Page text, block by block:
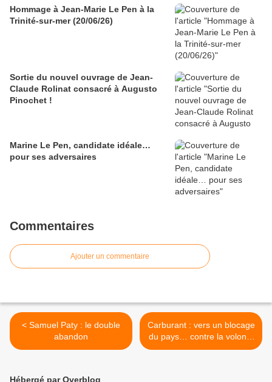
Hommage à Jean-Marie Le Pen à la
Trinité-sur-mer (20/06/26)
Sortie du nouvel ouvrage de Jean-
Claude Rolinat consacré à Augusto
Pinochet !
Marine Le Pen, candidate idéale…
pour ses adversaires
Commentaires
Ajouter un commentaire
< Samuel Paty : le double
abandon
Carburant : vers un blocage
du pays… contre la volonté
du peuple >
Hébergé par Overblog